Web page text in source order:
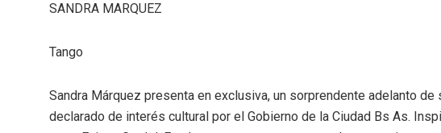
SANDRA MARQUEZ
Tango
Sandra Márquez presenta en exclusiva, un sorprendente adelanto de
declarado de interés cultural por el Gobierno de la Ciudad Bs As.